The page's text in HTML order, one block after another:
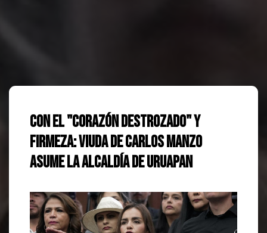
Con el "Corazón Destrozado" y
Firmeza: Viuda de Carlos Manzo
Asume la Alcaldía de Uruapan